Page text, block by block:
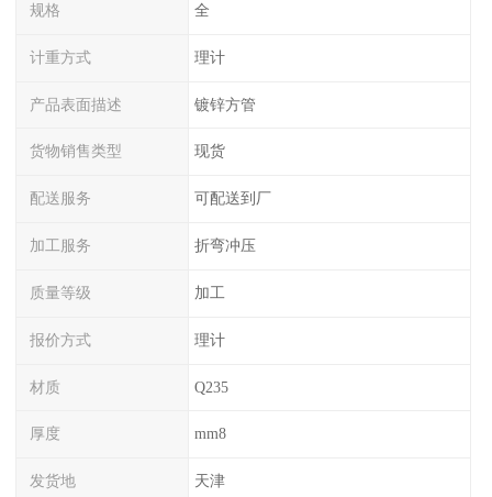
规格 全
计重方式 理计
产品表面描述 镀锌方管
货物销售类型 现货
配送服务 可配送到厂
加工服务 折弯冲压
质量等级 加工
报价方式 理计
材质 Q235
厚度 mm8
发货地 天津